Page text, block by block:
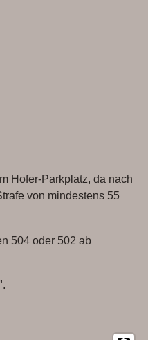
Hofer-Parkplatz, da nach
von mindestens 55
504 oder 502 ab